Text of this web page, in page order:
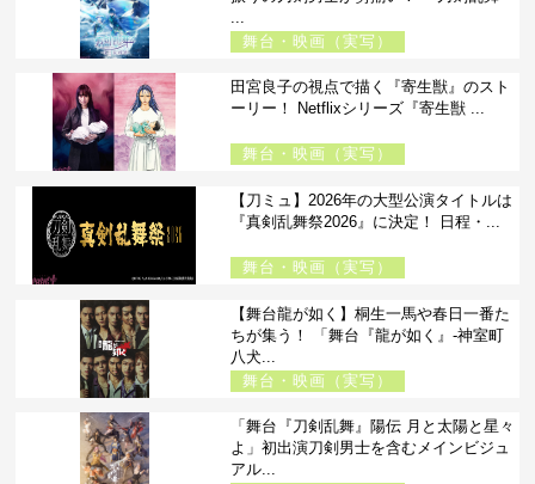
舞台・映画（実写）
田宮良子の視点で描く『寄生獣』のスト
ーリー！ Netflixシリーズ『寄生獣 ...
舞台・映画（実写）
【刀ミュ】2026年の大型公演タイトルは
『真剣乱舞祭2026』に決定！ 日程・...
舞台・映画（実写）
【舞台龍が如く】桐生一馬や春日一番た
ちが集う！ 「舞台『龍が如く』-神室町
八犬...
舞台・映画（実写）
「舞台『刀剣乱舞』陽伝 月と太陽と星々
よ」初出演刀剣男士を含むメインビジュ
アル...